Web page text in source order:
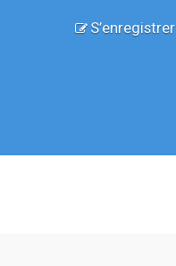
S’enregistrer